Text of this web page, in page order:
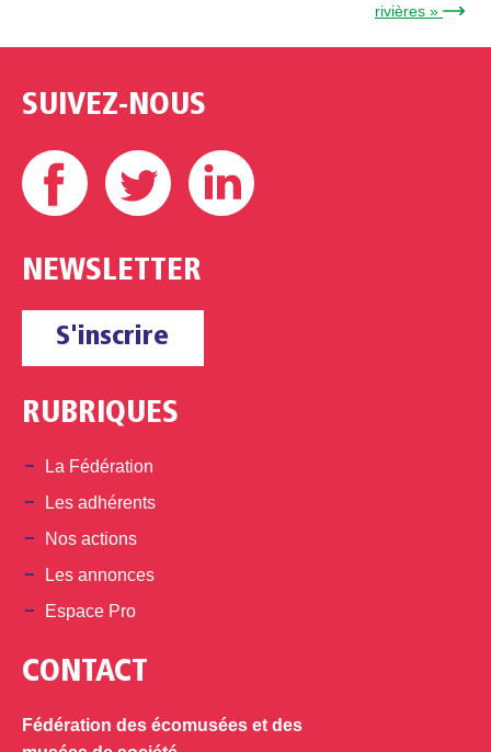
rivières » →
SUIVEZ-NOUS
Facebook Twitter
NEWSLETTER
S'inscrire
RUBRIQUES
La Fédération
Les adhérents
Nos actions
Les annonces
Espace Pro
CONTACT
Fédération des écomusées et des